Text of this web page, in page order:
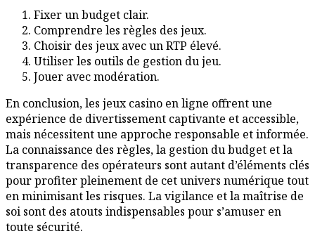
Fixer un budget clair.
Comprendre les règles des jeux.
Choisir des jeux avec un RTP élevé.
Utiliser les outils de gestion du jeu.
Jouer avec modération.
En conclusion, les jeux casino en ligne offrent une
expérience de divertissement captivante et accessible,
mais nécessitent une approche responsable et informée.
La connaissance des règles, la gestion du budget et la
transparence des opérateurs sont autant d’éléments clés
pour profiter pleinement de cet univers numérique tout
en minimisant les risques. La vigilance et la maîtrise de
soi sont des atouts indispensables pour s’amuser en
toute sécurité.